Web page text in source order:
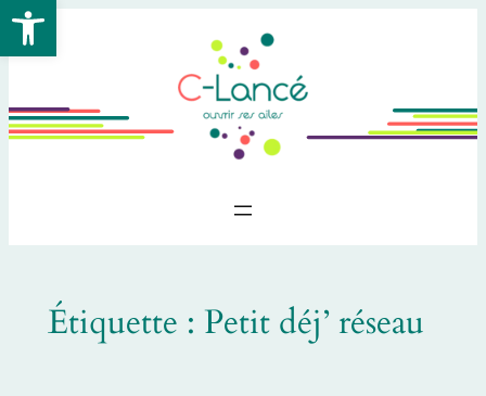
Ouvrir la barre d’outils
Aller
au
Étiquette : Petit déj’ réseau